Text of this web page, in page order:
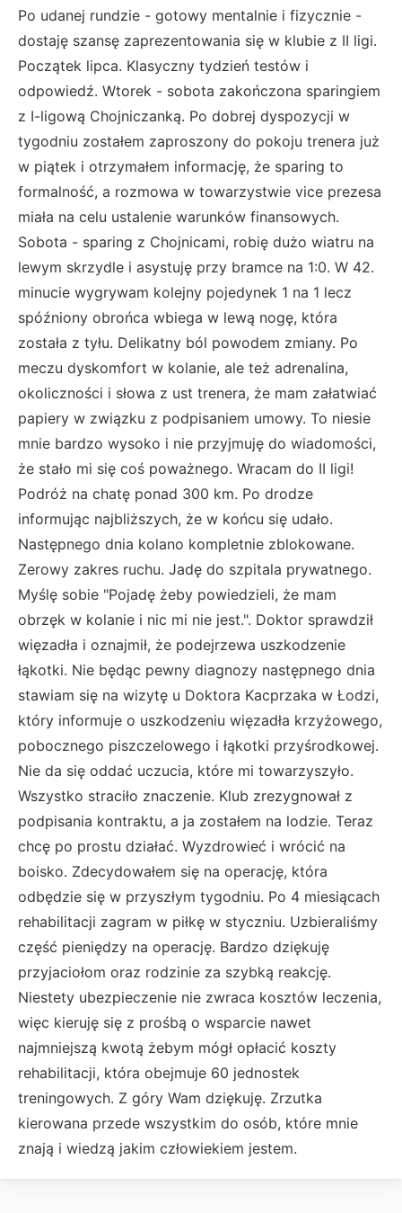
Po udanej rundzie - gotowy mentalnie i fizycznie -
dostaję szansę zaprezentowania się w klubie z II ligi.
Początek lipca. Klasyczny tydzień testów i
odpowiedź. Wtorek - sobota zakończona sparingiem
z I-ligową Chojniczanką. Po dobrej dyspozycji w
tygodniu zostałem zaproszony do pokoju trenera już
w piątek i otrzymałem informację, że sparing to
formalność, a rozmowa w towarzystwie vice prezesa
miała na celu ustalenie warunków finansowych.
Sobota - sparing z Chojnicami, robię dużo wiatru na
lewym skrzydle i asystuję przy bramce na 1:0. W 42.
minucie wygrywam kolejny pojedynek 1 na 1 lecz
spóźniony obrońca wbiega w lewą nogę, która
została z tyłu. Delikatny ból powodem zmiany. Po
meczu dyskomfort w kolanie, ale też adrenalina,
okoliczności i słowa z ust trenera, że mam załatwiać
papiery w związku z podpisaniem umowy. To niesie
mnie bardzo wysoko i nie przyjmuję do wiadomości,
że stało mi się coś poważnego. Wracam do II ligi!
Podróż na chatę ponad 300 km. Po drodze
informując najbliższych, że w końcu się udało.
Następnego dnia kolano kompletnie zblokowane.
Zerowy zakres ruchu. Jadę do szpitala prywatnego.
Myślę sobie "Pojadę żeby powiedzieli, że mam
obrzęk w kolanie i nic mi nie jest.". Doktor sprawdził
więzadła i oznajmił, że podejrzewa uszkodzenie
łąkotki. Nie będąc pewny diagnozy następnego dnia
stawiam się na wizytę u Doktora Kacprzaka w Łodzi,
który informuje o uszkodzeniu więzadła krzyżowego,
pobocznego piszczelowego i łąkotki przyśrodkowej.
Nie da się oddać uczucia, które mi towarzyszyło.
Wszystko straciło znaczenie. Klub zrezygnował z
podpisania kontraktu, a ja zostałem na lodzie. Teraz
chcę po prostu działać. Wyzdrowieć i wrócić na
boisko. Zdecydowałem się na operację, która
odbędzie się w przyszłym tygodniu. Po 4 miesiącach
rehabilitacji zagram w piłkę w styczniu. Uzbieraliśmy
część pieniędzy na operację. Bardzo dziękuję
przyjaciołom oraz rodzinie za szybką reakcję.
Niestety ubezpieczenie nie zwraca kosztów leczenia,
więc kieruję się z prośbą o wsparcie nawet
najmniejszą kwotą żebym mógł opłacić koszty
rehabilitacji, która obejmuje 60 jednostek
treningowych. Z góry Wam dziękuję. Zrzutka
kierowana przede wszystkim do osób, które mnie
znają i wiedzą jakim człowiekiem jestem.